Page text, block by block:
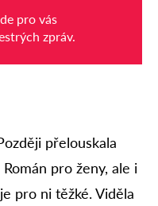
pro vás
zpráv.
přelouskala
pro ženy, ale i
pro ni těžké. Viděla